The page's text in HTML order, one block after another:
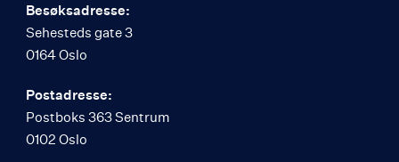
Besøksadresse:
Sehesteds gate 3
0164 Oslo
Postadresse:
Postboks 363 Sentrum
0102 Oslo